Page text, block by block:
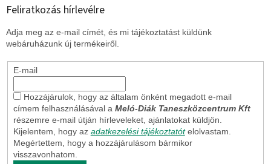
Feliratkozás hírlevélre
Adja meg az e-mail címét, és mi tájékoztatást küldünk
webáruházunk új termékeiről.
E-mail
Hozzájárulok, hogy az általam önként megadott e-mail
címem felhasználásával a Meló-Diák Taneszközcentrum Kft
részemre e-mail útján hírleveleket, ajánlatokat küldjön.
Kijelentem, hogy az adatkezelési tájékoztatót elolvastam.
Megértettem, hogy a hozzájárulásom bármikor
visszavonhatom.